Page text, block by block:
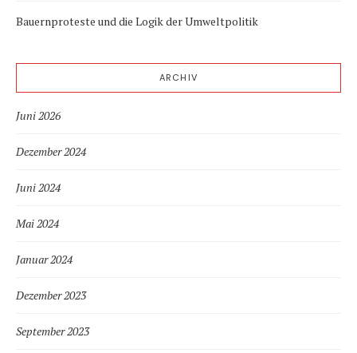
Bauernproteste und die Logik der Umweltpolitik
ARCHIV
Juni 2026
Dezember 2024
Juni 2024
Mai 2024
Januar 2024
Dezember 2023
September 2023